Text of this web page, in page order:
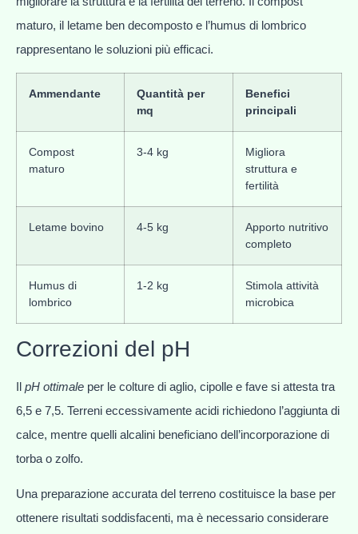
maturo, il letame ben decomposto e l’humus di lombrico
rappresentano le soluzioni più efficaci.
Ammendante
Quantità per
mq
Benefici
principali
Compost
maturo
3-4 kg
Migliora
struttura e
fertilità
Letame bovino 4-5 kg
Apporto nutritivo
completo
Humus di
lombrico
1-2 kg
Stimola attività
microbica
Correzioni del pH
Il pH ottimale per le colture di aglio, cipolle e fave si attesta tra
6,5 e 7,5. Terreni eccessivamente acidi richiedono l’aggiunta di
calce, mentre quelli alcalini beneficiano dell’incorporazione di
torba o zolfo.
Una preparazione accurata del terreno costituisce la base per
ottenere risultati soddisfacenti, ma è necessario considerare